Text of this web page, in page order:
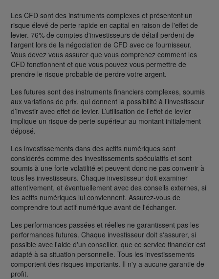
Les CFD sont des instruments complexes et présentent un
risque élevé de perte rapide en capital en raison de l'effet de
levier. 76% de comptes d'investisseurs de détail perdent de
l'argent lors de la négociation de CFD avec ce fournisseur.
Vous devez vous assurer que vous comprenez comment les
CFD fonctionnent et que vous pouvez vous permettre de
prendre le risque probable de perdre votre argent.
Les futures sont des instruments financiers complexes, soumis
aux variations de prix, qui donnent la possibilité à l’investisseur
d’investir avec effet de levier. L’utilisation de l’effet de levier
implique un risque de perte supérieur au montant initialement
déposé.
Les investissements dans des actifs numériques sont
considérés comme des investissements spéculatifs et sont
soumis à une forte volatilité et peuvent donc ne pas convenir à
tous les investisseurs. Chaque investisseur doit examiner
attentivement, et éventuellement avec des conseils externes, si
les actifs numériques lui conviennent. Assurez-vous de
comprendre tout actif numérique avant de l'échanger.
Les performances passées et réelles ne garantissent pas les
performances futures. Chaque investisseur doit s'assurer, si
possible avec l'aide d'un conseiller, que ce service financier est
adapté à sa situation personnelle. Tous les investissements
comportent des risques importants. Il n'y a aucune garantie de
profit.